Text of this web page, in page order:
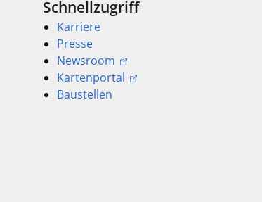
Schnellzugriff
Karriere
Presse
Newsroom
Kartenportal
Baustellen